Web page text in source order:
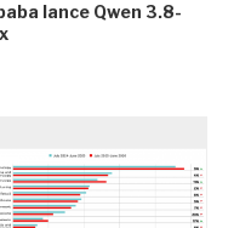
lance Qwen 3.8-